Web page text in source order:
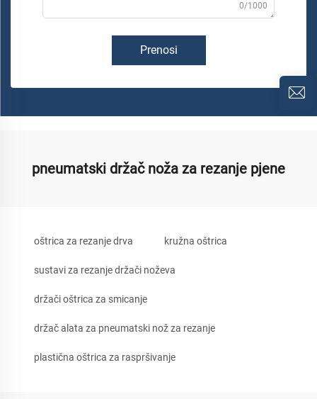
0/1000
Prenosi
pneumatski držač noža za rezanje pjene
oštrica za rezanje drva kružna oštrica
sustavi za rezanje držači noževa
držači oštrica za smicanje
držač alata za pneumatski nož za rezanje
plastična oštrica za raspršivanje